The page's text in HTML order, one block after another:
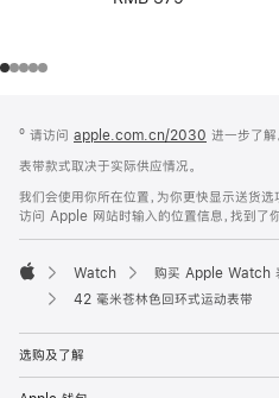
页
脚
注
º 请访问 apple.com.cn/2030 进一步了解
表带款式取决于实际供应情况。
我们会使用你所在位置，为你更快显示送货
访问 Apple 网站时输入的位置信息，找到了你
Apple
Watch
购买 Apple Watch
42 毫米苍林色回环式运动表带
选购及了解